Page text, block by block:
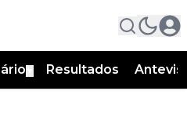
Resultados